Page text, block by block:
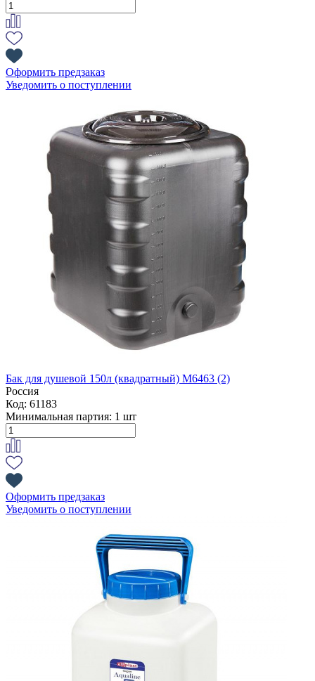
Оформить предзаказ
Уведомить о поступлении
Бак для душевой 150л (квадратный) М6463 (2)
Россия
Код: 61183
Минимальная партия: 1 шт
Оформить предзаказ
Уведомить о поступлении